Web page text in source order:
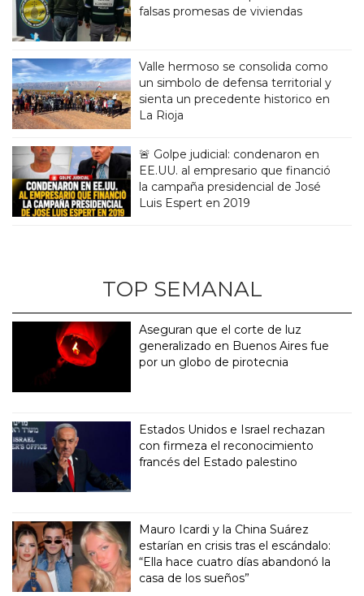
falsas promesas de viviendas
Valle hermoso se consolida como
un simbolo de defensa territorial y
sienta un precedente historico en
La Rioja
🚨 Golpe judicial: condenaron en
EE.UU. al empresario que financió
la campaña presidencial de José
Luis Espert en 2019
TOP SEMANAL
Aseguran que el corte de luz
generalizado en Buenos Aires fue
por un globo de pirotecnia
Estados Unidos e Israel rechazan
con firmeza el reconocimiento
francés del Estado palestino
Mauro Icardi y la China Suárez
estarían en crisis tras el escándalo:
“Ella hace cuatro días abandonó la
casa de los sueños”